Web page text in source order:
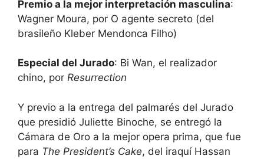
Premio a la mejor interpretación masculina:
Wagner Moura, por O agente secreto (del
brasileño Kleber Mendonca Filho)
Especial del Jurado: Bi Wan, el realizador
chino, por Resurrection
Y previo a la entrega del palmarés del Jurado
que presidió Juliette Binoche, se entregó la
Cámara de Oro a la mejor opera prima, que fue
para The President’s Cake, del iraquí Hassan